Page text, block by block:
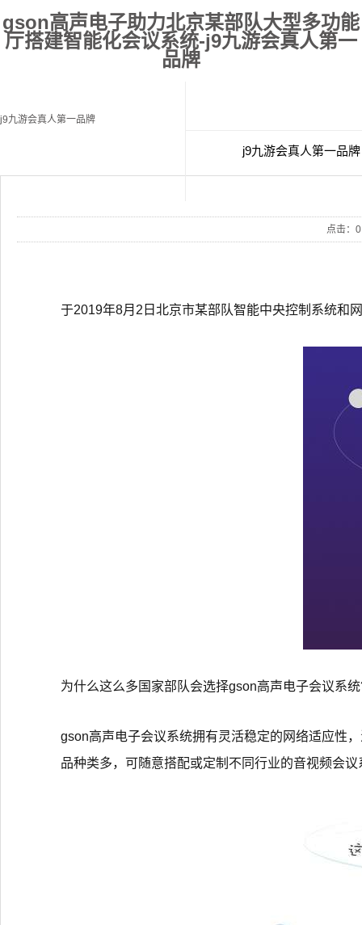
gson高声电子助力北京某部队大型多功能
厅搭建智能化会议系统-j9九游会真人第一
品牌
j9九游会真人第一品牌
j9九游会真人第一品牌
点击： 0
于2019年8月2日北京市某部队智能中央控制系统和
为什么这么多国家部队会选择gson高声电子会议系
gson高声电子会议系统拥有灵活稳定的网络适应性
品种类多，可随意搭配或定制不同行业的音视频会